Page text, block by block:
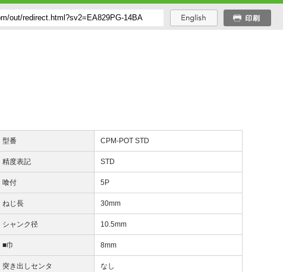
型番 CPM-POT STD
精度表記 STD
喰付 5P
ねじ長 30mm
シャンク径 10.5mm
■巾 8mm
突き出しセンタ なし